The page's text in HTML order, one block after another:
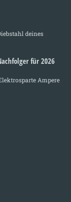
deines
für 2026
Ampere